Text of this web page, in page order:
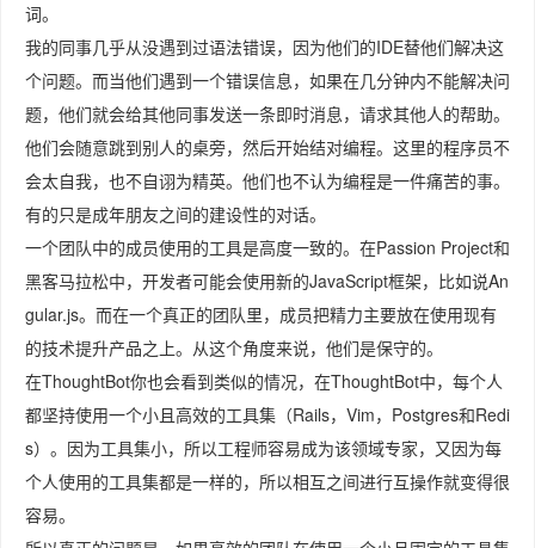
词。
我的同事几乎从没遇到过语法错误，因为他们的IDE替他们解决这
个问题。而当他们遇到一个错误信息，如果在几分钟内不能解决问
题，他们就会给其他同事发送一条即时消息，请求其他人的帮助。
他们会随意跳到别人的桌旁，然后开始结对编程。这里的程序员不
会太自我，也不自诩为精英。他们也不认为编程是一件痛苦的事。
有的只是成年朋友之间的建设性的对话。
一个团队中的成员使用的工具是高度一致的。在Passion Project和
黑客马拉松中，开发者可能会使用新的JavaScript框架，比如说An
gular.js。而在一个真正的团队里，成员把精力主要放在使用现有
的技术提升产品之上。从这个角度来说，他们是保守的。
在ThoughtBot你也会看到类似的情况，在ThoughtBot中，每个人
都坚持使用一个小且高效的工具集（Rails，Vim，Postgres和Redi
s）。因为工具集小，所以工程师容易成为该领域专家，又因为每
个人使用的工具集都是一样的，所以相互之间进行互操作就变得很
容易。